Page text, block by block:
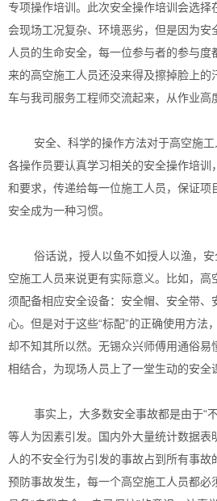
专项操作培训。此次安全操作培训会选择
会现场工况复杂、环境恶劣，但是因为安
人员的生命安全，每一位参与者的参与
来的高空施工人员还没来得及擦掉脸上的
车与我司服务工程师交流起来，从作业高
安全、科学的操作方法对于高空施工
各操作员要认真学习相关的安全操作培训
和要求，传递给每一位施工人员，保证项
安全成为一种习惯。
俗话说，授人以鱼不如授人以渔，安
空施工人员来说更有实际意义。比如，高
须配备相应安全设备：安全帽、安全带、
心。但是对于这些“标配”的正确使用方法
却不知其所以然。无锡众兴师傅用通俗易
相结合，为现场人员上了一堂生动的安全
事实上，大多数安全事故都是由于“不
等人为因素引发。国内外大量统计数据表
人的不安全行为引发的事故占到所有事故
预防事故发生，每一个高空施工人员都必